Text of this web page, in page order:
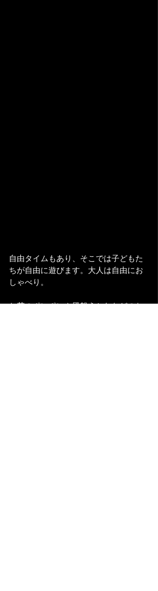
自由タイムもあり、そこでは子どもた
ちが自由に遊びます。大人は自由にお
しゃべり。
お花のポンポンや風船うちわなどのお